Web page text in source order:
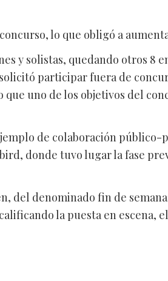
lo que obligó a
y solistas, quedando otros 8
participar fuera de
uno de los objetivos del
de colaboración
donde tuvo lugar la fase
del denominado fin de
la puesta en escena,